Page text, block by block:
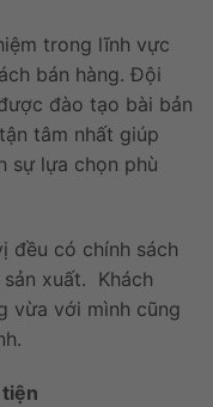
trong lĩnh vực
bán hàng. Đội
đào tạo bài bản
tâm nhất giúp
sự lựa chọn phù
đều có chính sách
xuất. Khách
vừa với mình cũng